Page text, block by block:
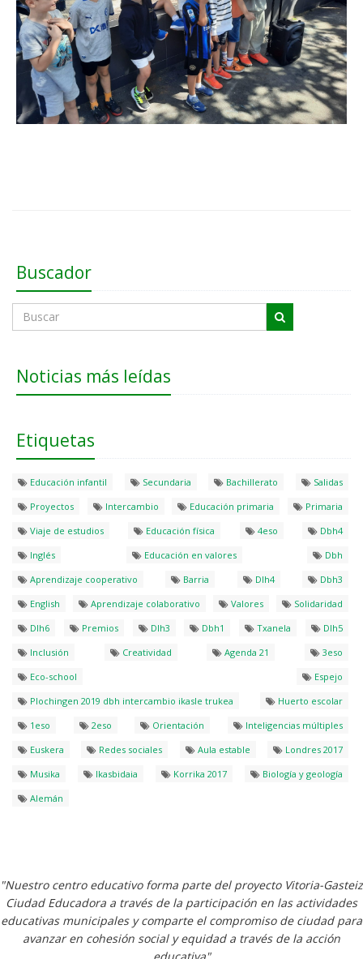
Buscador
Noticias más leídas
Etiquetas
Educación infantil Secundaria Bachillerato
Salidas
Proyectos
Intercambio Educación primaria
Primaria
Viaje de estudios
Educación física 4eso
Dbh4
Inglés
Educación en valores
Dbh
Aprendizaje cooperativo
Barria Dlh4
Dbh3
English
Aprendizaje colaborativo Valores
Solidaridad
Dlh6
Premios Dlh3 Dbh1 Txanela
Dlh5
Inclusión
Creatividad Agenda 21
3eso
Eco-school
Espejo
Plochingen 2019 dbh intercambio ikasle trukea
Huerto escolar
1eso
2eso Orientación
Inteligencias múltiples
Euskera
Redes sociales Aula estable
Londres 2017
Musika
Ikasbidaia Korrika 2017
Biología y geología
Alemán
"Nuestro centro educativo forma parte del proyecto Vitoria-Gasteiz
Ciudad Educadora a través de la participación en las actividades
educativas municipales y comparte el compromiso de ciudad para
avanzar en cohesión social y equidad a través de la acción